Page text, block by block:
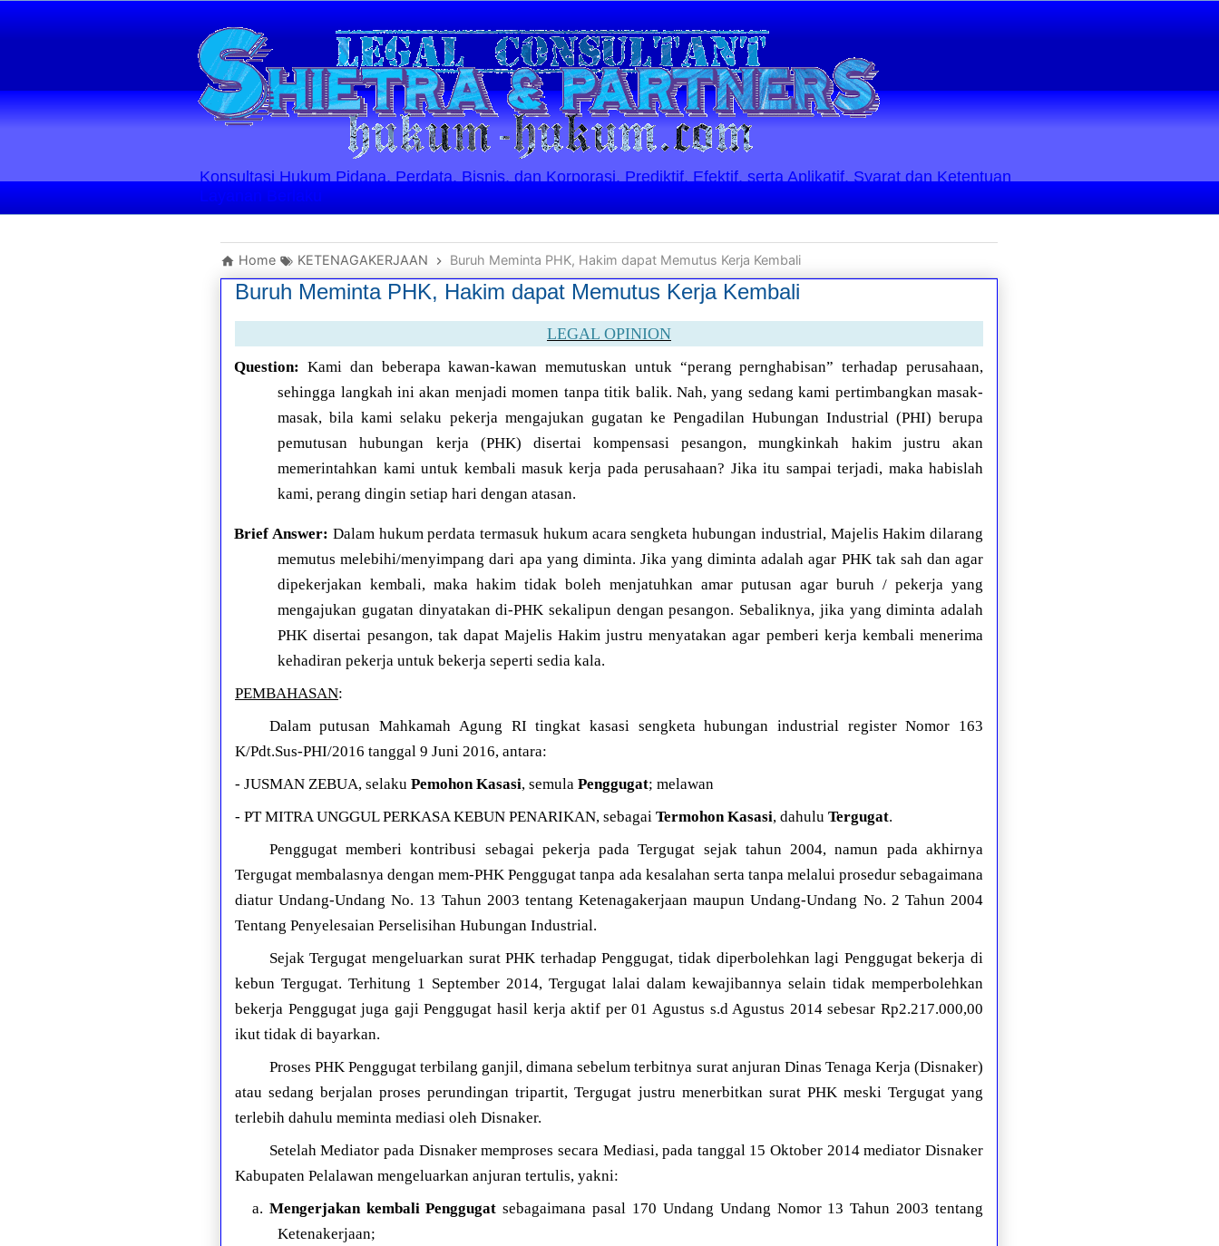
Konsultasi Hukum Pidana, Perdata, Bisnis, dan Korporasi. Prediktif, Efektif, serta Aplikatif. Syarat dan Ketentuan
Layanan Berlaku
Home KETENAGAKERJAAN Buruh Meminta PHK, Hakim dapat Memutus Kerja Kembali
Buruh Meminta PHK, Hakim dapat Memutus Kerja Kembali
LEGAL OPINION
Question: Kami dan beberapa kawan-kawan memutuskan untuk “perang pernghabisan” terhadap perusahaan,
sehingga langkah ini akan menjadi momen tanpa titik balik. Nah, yang sedang kami pertimbangkan masak-
masak, bila kami selaku pekerja mengajukan gugatan ke Pengadilan Hubungan Industrial (PHI) berupa
pemutusan hubungan kerja (PHK) disertai kompensasi pesangon, mungkinkah hakim justru akan
memerintahkan kami untuk kembali masuk kerja pada perusahaan? Jika itu sampai terjadi, maka habislah
kami, perang dingin setiap hari dengan atasan.
Brief Answer: Dalam hukum perdata termasuk hukum acara sengketa hubungan industrial, Majelis Hakim dilarang
memutus melebihi/menyimpang dari apa yang diminta. Jika yang diminta adalah agar PHK tak sah dan agar
dipekerjakan kembali, maka hakim tidak boleh menjatuhkan amar putusan agar buruh / pekerja yang
mengajukan gugatan dinyatakan di-PHK sekalipun dengan pesangon. Sebaliknya, jika yang diminta adalah
PHK disertai pesangon, tak dapat Majelis Hakim justru menyatakan agar pemberi kerja kembali menerima
kehadiran pekerja untuk bekerja seperti sedia kala.
PEMBAHASAN:
Dalam putusan Mahkamah Agung RI tingkat kasasi sengketa hubungan industrial register Nomor 163
K/Pdt.Sus-PHI/2016 tanggal 9 Juni 2016, antara:
- JUSMAN ZEBUA, selaku Pemohon Kasasi, semula Penggugat; melawan
- PT MITRA UNGGUL PERKASA KEBUN PENARIKAN, sebagai Termohon Kasasi, dahulu Tergugat.
Penggugat memberi kontribusi sebagai pekerja pada Tergugat sejak tahun 2004, namun pada akhirnya
Tergugat membalasnya dengan mem-PHK Penggugat tanpa ada kesalahan serta tanpa melalui prosedur sebagaimana
diatur Undang-Undang No. 13 Tahun 2003 tentang Ketenagakerjaan maupun Undang-Undang No. 2 Tahun 2004
Tentang Penyelesaian Perselisihan Hubungan Industrial.
Sejak Tergugat mengeluarkan surat PHK terhadap Penggugat, tidak diperbolehkan lagi Penggugat bekerja di
kebun Tergugat. Terhitung 1 September 2014, Tergugat lalai dalam kewajibannya selain tidak memperbolehkan
bekerja Penggugat juga gaji Penggugat hasil kerja aktif per 01 Agustus s.d Agustus 2014 sebesar Rp2.217.000,00
ikut tidak di bayarkan.
Proses PHK Penggugat terbilang ganjil, dimana sebelum terbitnya surat anjuran Dinas Tenaga Kerja (Disnaker)
atau sedang berjalan proses perundingan tripartit, Tergugat justru menerbitkan surat PHK meski Tergugat yang
terlebih dahulu meminta mediasi oleh Disnaker.
Setelah Mediator pada Disnaker memproses secara Mediasi, pada tanggal 15 Oktober 2014 mediator Disnaker
Kabupaten Pelalawan mengeluarkan anjuran tertulis, yakni:
a. Mengerjakan kembali Penggugat sebagaimana pasal 170 Undang Undang Nomor 13 Tahun 2003 tentang
Ketenakerjaan;